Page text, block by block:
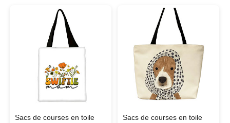
Sacs de courses en toile
Sacs de courses en toile